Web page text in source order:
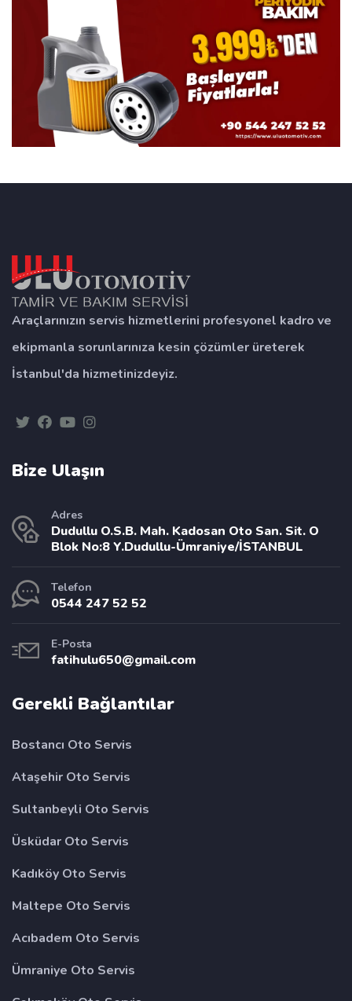
Araçlarınızın servis hizmetlerini profesyonel kadro ve
ekipmanla sorunlarınıza kesin çözümler üreterek
İstanbul'da hizmetinizdeyiz.
Bize Ulaşın
Adres
Dudullu O.S.B. Mah. Kadosan Oto San. Sit. O
Blok No:8 Y.Dudullu-Ümraniye/İSTANBUL
Telefon
0544 247 52 52
E-Posta
fatihulu650@gmail.com
Gerekli Bağlantılar
Bostancı Oto Servis
Ataşehir Oto Servis
Sultanbeyli Oto Servis
Üsküdar Oto Servis
Kadıköy Oto Servis
Maltepe Oto Servis
Acıbadem Oto Servis
Ümraniye Oto Servis